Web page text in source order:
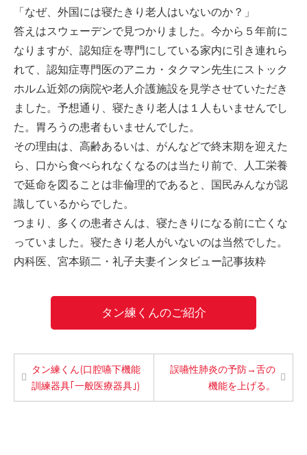
「なぜ、外国には寝たきり老人はいないのか？」
答えはスウェーデンで見つかりました。今から５年前に
なりますが、認知症を専門にしている家内に引き連れら
れて、認知症専門医のアニカ・タクマン先生にストック
ホルム近郊の病院や老人介護施設を見学させていただき
ました。予想通り、寝たきり老人は１人もいませんでし
た。胃ろうの患者もいませんでした。
その理由は、高齢あるいは、がんなどで終末期を迎えた
ら、口から食べられなくなるのは当たり前で、人工栄養
で延命を図ることは非倫理的であると、国民みんなが認
識しているからでした。
つまり、多くの患者さんは、寝たきりになる前に亡くな
っていました。寝たきり老人がいないのは当然でした。
内科医、宮本顕二・礼子夫妻インタビュー記事抜粋
タン練くんのご紹介
タン練くん(口腔嚥下機能
訓練器具｢一般医療器具｣)
誤嚥性肺炎の予防→舌の
機能を上げる。